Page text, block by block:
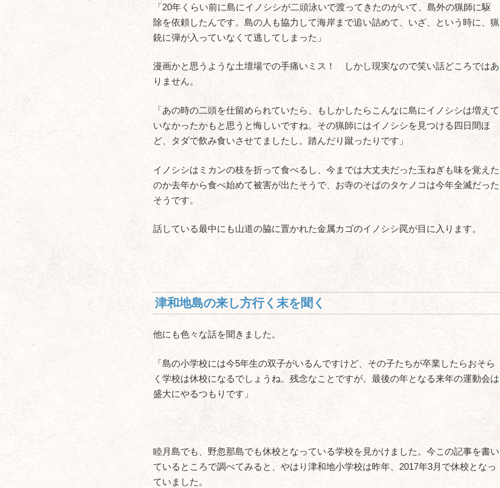
「20年くらい前に島にイノシシが二頭泳いで渡ってきたのがいて、島外の猟師に駆
除を依頼したんです。島の人も協力して海岸まで追い詰めて、いざ、という時に、猟
銃に弾が入っていなくて逃してしまった」
漫画かと思うような土壇場での手痛いミス！ しかし現実なので笑い話どころではあ
りません。
「あの時の二頭を仕留められていたら、もしかしたらこんなに島にイノシシは増えて
いなかったかもと思うと悔しいですね。その猟師にはイノシシを見つける四日間ほ
ど、タダで飲み食いさせてましたし。踏んだり蹴ったりです」
イノシシはミカンの枝を折って食べるし、今までは大丈夫だった玉ねぎも味を覚えた
のか去年から食べ始めて被害が出たそうで、お寺のそばのタケノコは今年全滅だった
そうです。
話している最中にも山道の脇に置かれた金属カゴのイノシシ罠が目に入ります。
津和地島の来し方行く末を聞く
他にも色々な話を聞きました。
「島の小学校には今5年生の双子がいるんですけど、その子たちが卒業したらおそら
く学校は休校になるでしょうね。残念なことですが。最後の年となる来年の運動会は
盛大にやるつもりです」
睦月島でも、野忽那島でも休校となっている学校を見かけました。今この記事を書い
ているところで調べてみると、やはり津和地小学校は昨年、2017年3月で休校となっ
ていました。